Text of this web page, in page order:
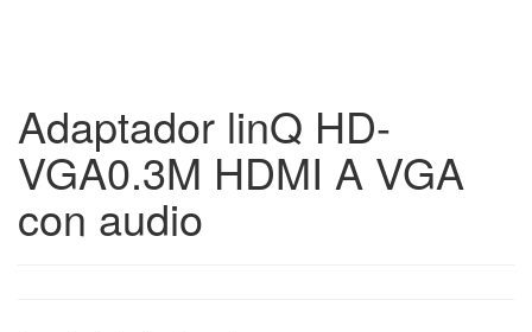
Adaptador linQ HD-
VGA0.3M HDMI A VGA
con audio